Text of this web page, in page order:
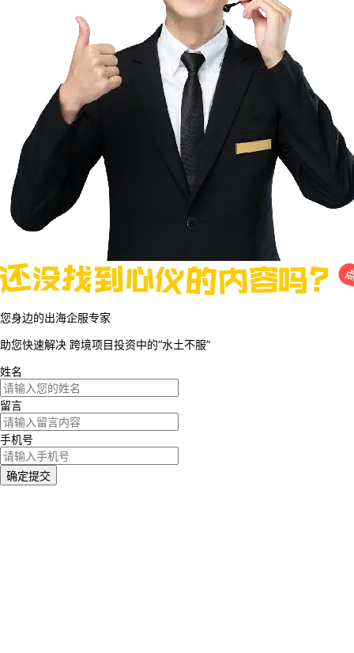
您身边的出海企服专家
助您快速解决 跨境项目投资中的“水土不服”
姓名
留言
手机号
确定提交